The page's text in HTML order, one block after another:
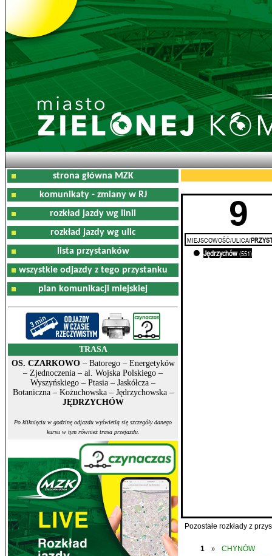
strona główna MZK
komunikaty - zmiany w RJ
rozkład jazdy wg linii
rozkład jazdy wg ulic
lista przystanków
wszystkie odjazdy z tego przystanku
plan komunikacji miejskiej
TRASA
OS. CZARKOWO– Batorego – Energetyków
– Zjednoczenia – al. Wojska Polskiego –
Wyszyńskiego – Ptasia – Jaskółcza –
Botaniczna – Kożuchowska – Jędrzychowska –
JĘDRZYCHÓW
Po kliknięciu w godzinę odjazdu wyświetlą się szczegóły danego
kursu w tym również trasa przejazdu.
9
MIEJSCOWOŚĆ/ULICA/
Jędrzychów (551)
Pozostałe rozkłady z
1 »
CHYNÓW